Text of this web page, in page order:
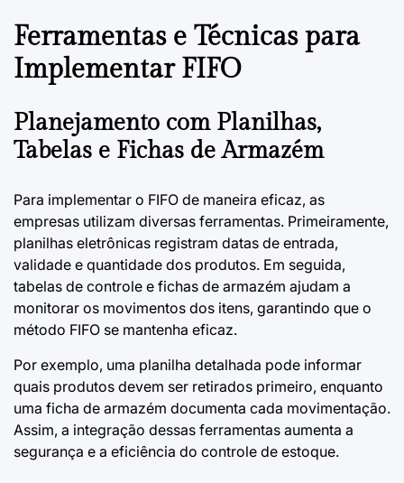
Ferramentas e Técnicas para
Implementar FIFO
Planejamento com Planilhas,
Tabelas e Fichas de Armazém
Para implementar o FIFO de maneira eficaz, as
empresas utilizam diversas ferramentas. Primeiramente,
planilhas eletrônicas registram datas de entrada,
validade e quantidade dos produtos. Em seguida,
tabelas de controle e fichas de armazém ajudam a
monitorar os movimentos dos itens, garantindo que o
método FIFO se mantenha eficaz.
Por exemplo, uma planilha detalhada pode informar
quais produtos devem ser retirados primeiro, enquanto
uma ficha de armazém documenta cada movimentação.
Assim, a integração dessas ferramentas aumenta a
segurança e a eficiência do controle de estoque.